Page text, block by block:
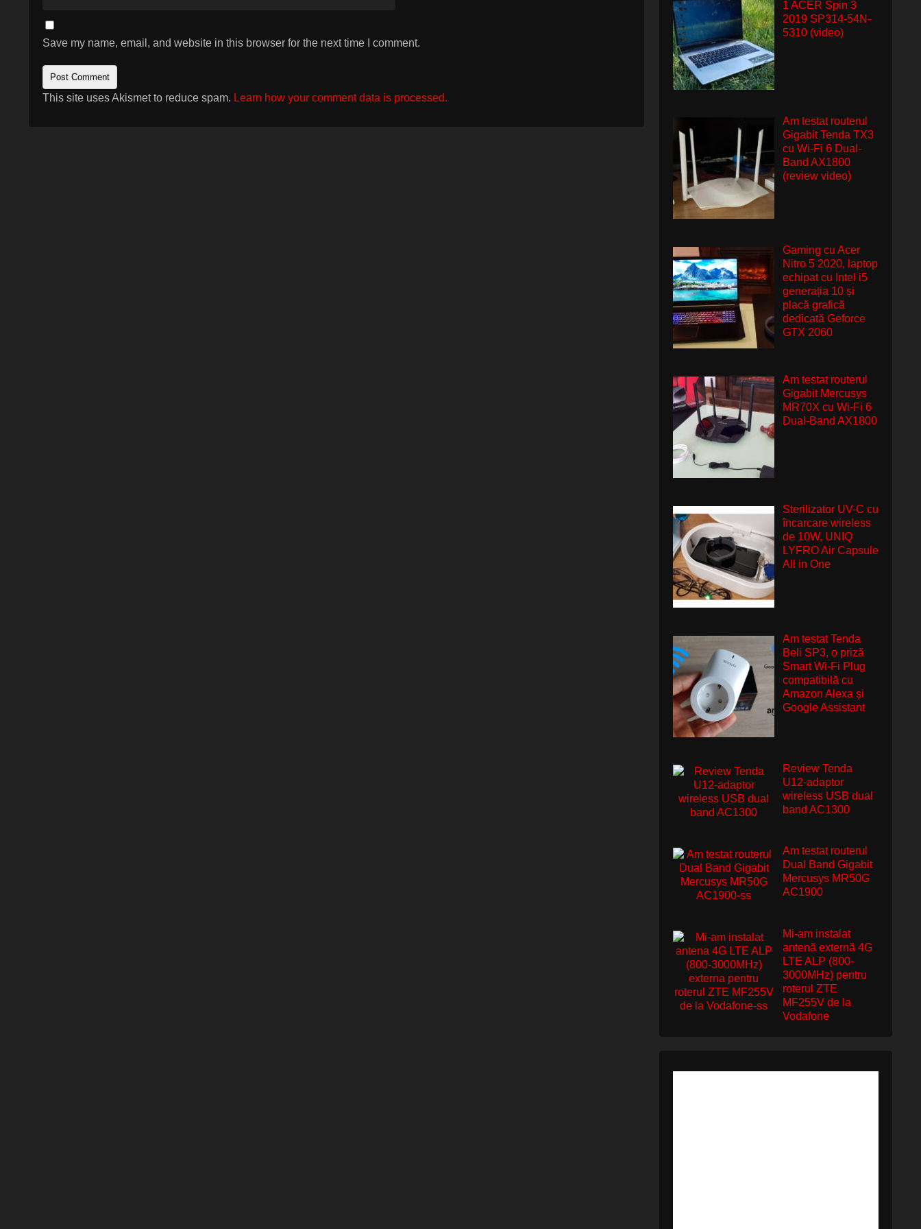
Save my name, email, and website in this browser for the next time I comment.
This site uses Akismet to reduce spam. Learn how your comment data is processed.
1 ACER Spin 3
2019 SP314-54N-
5310 (video)
Am testat routerul
Gigabit Tenda TX3
cu Wi-Fi 6 Dual-
Band AX1800
(review video)
Gaming cu Acer
Nitro 5 2020, laptop
echipat cu Intel i5
generația 10 și
placă grafică
dedicată Geforce
GTX 2060
Am testat routerul
Gigabit Mercusys
MR70X cu Wi-Fi 6
Dual-Band AX1800
Sterilizator UV-C cu
încarcare wireless
de 10W, UNIQ
LYFRO Air Capsule
All in One
Am testat Tenda
Beli SP3, o priză
Smart Wi-Fi Plug
compatibilă cu
Amazon Alexa și
Google Assistant
Review Tenda
U12-adaptor
wireless USB dual
band AC1300
Am testat routerul
Dual Band Gigabit
Mercusys MR50G
AC1900
Mi-am instalat
antenă externă 4G
LTE ALP (800-
3000MHz) pentru
roterul ZTE
MF255V de la
Vodafone